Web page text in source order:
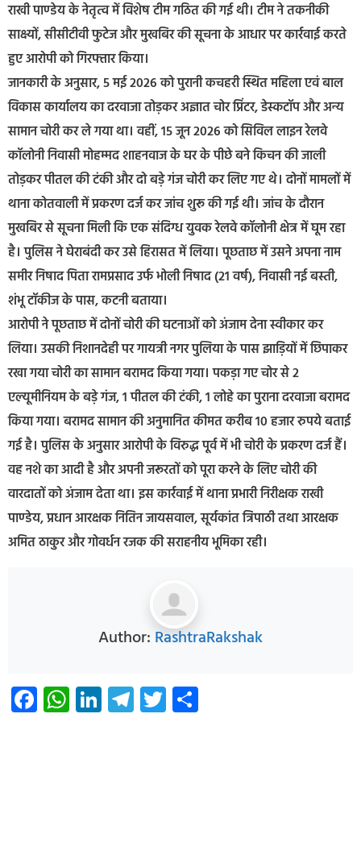
राखी पाण्डेय के नेतृत्व में विशेष टीम गठित की गई थी। टीम ने तकनीकी
साक्ष्यों, सीसीटीवी फुटेज और मुखबिर की सूचना के आधार पर कार्रवाई करते
हुए आरोपी को गिरफ्तार किया।
जानकारी के अनुसार, 5 मई 2026 को पुरानी कचहरी स्थित महिला एवं बाल
विकास कार्यालय का दरवाजा तोड़कर अज्ञात चोर प्रिंटर, डेस्कटॉप और अन्य
सामान चोरी कर ले गया था। वहीं, 15 जून 2026 को सिविल लाइन रेलवे
कॉलोनी निवासी मोहम्मद शाहनवाज के घर के पीछे बने किचन की जाली
तोड़कर पीतल की टंकी और दो बड़े गंज चोरी कर लिए गए थे। दोनों मामलों में
थाना कोतवाली में प्रकरण दर्ज कर जांच शुरू की गई थी। जांच के दौरान
मुखबिर से सूचना मिली कि एक संदिग्ध युवक रेलवे कॉलोनी क्षेत्र में घूम रहा
है। पुलिस ने घेराबंदी कर उसे हिरासत में लिया। पूछताछ में उसने अपना नाम
समीर निषाद पिता रामप्रसाद उर्फ भोली निषाद (21 वर्ष), निवासी नई बस्ती,
शंभू टॉकीज के पास, कटनी बताया।
आरोपी ने पूछताछ में दोनों चोरी की घटनाओं को अंजाम देना स्वीकार कर
लिया। उसकी निशानदेही पर गायत्री नगर पुलिया के पास झाड़ियों में छिपाकर
रखा गया चोरी का सामान बरामद किया गया। पकड़ा गए चोर से 2
एल्यूमीनियम के बड़े गंज, 1 पीतल की टंकी, 1 लोहे का पुराना दरवाजा बरामद
किया गया। बरामद सामान की अनुमानित कीमत करीब 10 हजार रुपये बताई
गई है। पुलिस के अनुसार आरोपी के विरुद्ध पूर्व में भी चोरी के प्रकरण दर्ज हैं।
वह नशे का आदी है और अपनी जरूरतों को पूरा करने के लिए चोरी की
वारदातों को अंजाम देता था। इस कार्रवाई में थाना प्रभारी निरीक्षक राखी
पाण्डेय, प्रधान आरक्षक नितिन जायसवाल, सूर्यकांत त्रिपाठी तथा आरक्षक
अमित ठाकुर और गोवर्धन रजक की सराहनीय भूमिका रही।
Author: RashtraRakshak
Facebook
WhatsApp
LinkedIn
Telegram
Twitter